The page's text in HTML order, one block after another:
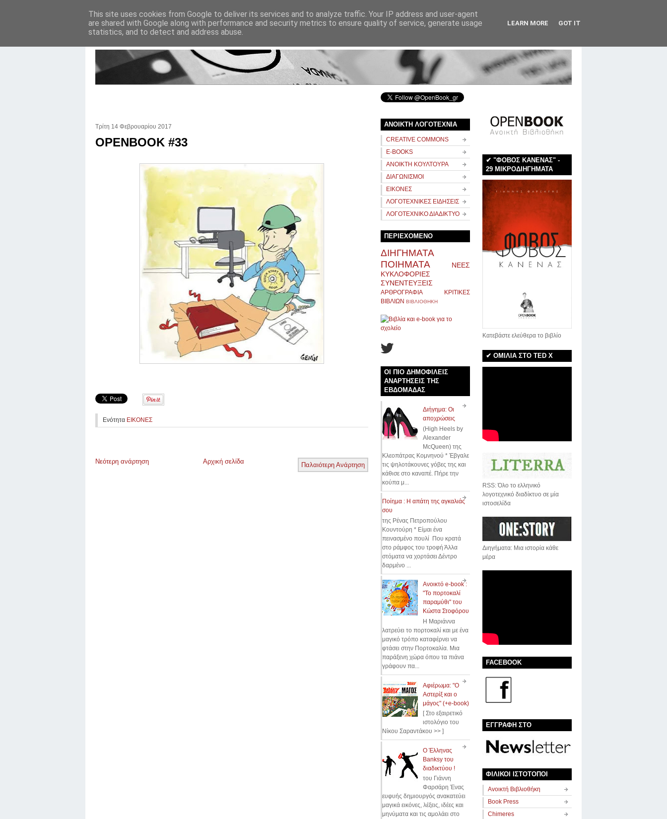
Τρίτη 14 Φεβρουαρίου 2017
OPENBOOK #33
Ενότητα ΕΙΚΟΝΕΣ
Νεότερη ανάρτηση Παλαιότερη Ανάρτηση
Αρχική σελίδα
✔ "ΦΟΒΟΣ ΚΑΝΕΝΑΣ" -
29 ΜΙΚΡΟΔΙΗΓΗΜΑΤΑ
Κατεβάστε ελεύθερα το βιβλίο
✔ ΟΜΙΛΙΑ ΣΤΟ TED X
RSS: Όλο το ελληνικό
λογοτεχνικό διαδίκτυο σε μία
ιστοσελίδα
Διηγήματα: Μια ιστορία κάθε
μέρα
FACEBOOK
ΕΓΓΡΑΦΗ ΣΤΟ
ΦΙΛΙΚΟΙ ΙΣΤΟΤΟΠΟΙ
Avοικτή Βιβλιοθήκη
Book Press
Chimeres
ΑΝΟΙΚΤΗ ΛΟΓΟΤΕΧΝΙΑ
CREATIVE COMMONS
E-BOOKS
ΑΝΟΙΚΤΗ ΚΟΥΛΤΟΥΡΑ
ΔΙΑΓΩΝΙΣΜΟΙ
ΕΙΚΟΝΕΣ
ΛΟΓΟΤΕΧΝΙΚΕΣ ΕΙΔΗΣΕΙΣ
ΛΟΓΟΤΕΧΝΙΚΟ ΔΙΑΔΙΚΤΥΟ
ΠΕΡΙΕΧΟΜΕΝΟ
ΔΙΗΓΗΜΑΤΑ
ΠΟΙΗΜΑΤΑ
ΝΕΕΣ
ΚΥΚΛΟΦΟΡΙΕΣ
ΣΥΝΕΝΤΕΥΞΕΙΣ
ΑΡΘΡΟΓΡΑΦΙΑ
ΚΡΙΤΙΚΕΣ
ΒΙΒΛΙΩΝ ΒΙΒΛΙΟΘΗΚΗ
ΟΙ ΠΙΟ ΔΗΜΟΦΙΛΕΙΣ
ΑΝΑΡΤΗΣΕΙΣ ΤΗΣ
ΕΒΔΟΜΑΔΑΣ
Διήγημα: Οι
αποχρώσεις
(High Heels by
Alexander
McQueen) της
Κλεοπάτρας Κομνηνού * Έβγαλε
τις ψηλοτάκουνες γόβες της και
κάθισε στο καναπέ. Πήρε την
κούπα μ...
Ποίημα : Η απάτη της αγκαλιάς
σου
της Ρένας Πετροπούλου
Κουντούρη * Είμαι ένα
πεινασμένο πουλί Που κρατά
στο ράμφος του τροφή Άλλα
στόματα να χορτάσει Δέντρο
δαρμένο ...
Ανοικτό e-book :
"Το πορτοκαλί
παραμύθι" του
Κώστα Στοφόρου
Η Μαριάννα
λατρεύει το πορτοκαλί και με ένα
μαγικό τρόπο καταφέρνει να
φτάσει στην Πορτοκαλία. Μια
παράξενη χώρα όπου τα πιάνα
γράφουν πα...
Αφιέρωμα: "Ο
Αστερίξ και ο
μάγος" (+e-book)
[ Στο εξαιρετικό
ιστολόγιο του
Νίκου Σαραντάκου >> ]
Ο Έλληνας
Banksy του
διαδικτύου !
του Γιάννη
Φαρσάρη Ένας
ευφυής δημιουργός ανακατεύει
μαγικά εικόνες, λέξεις, ιδέες και
μηνύματα και τις αμολάει στο
This site uses cookies from Google to deliver its services and to analyze traffic. Your IP address and user-agent
are shared with Google along with performance and security metrics to ensure quality of service, generate usage
statistics, and to detect and address abuse.
LEARN MORE GOT IT